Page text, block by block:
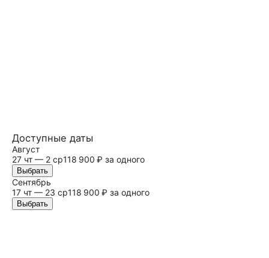
Доступные даты
Август
27 чт — 2 ср118 900 ₽ за одного
Выбрать
Сентябрь
17 чт — 23 ср118 900 ₽ за одного
Выбрать